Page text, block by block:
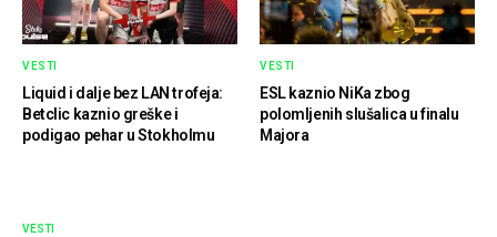
VESTI
Liquid i dalje bez LAN trofeja:
Betclic kaznio greške i
podigao pehar u Stokholmu
VESTI
ESL kaznio NiKa zbog
polomljenih slušalica u finalu
Majora
VESTI